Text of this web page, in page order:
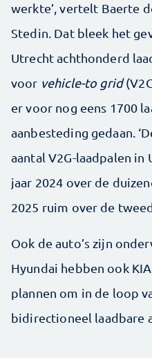
werkte’, vertelt Baerte
Stedin. Dat bleek het
Utrecht achthonderd
voor vehicle-to grid
er voor nog eens 1700
aanbesteding gedaan.
aantal V2G-laadpalen
jaar 2024 over de
2025 ruim over de
Ook de auto’s zijn
Hyundai hebben ook
plannen om in de loop
bidirectioneel laadbare